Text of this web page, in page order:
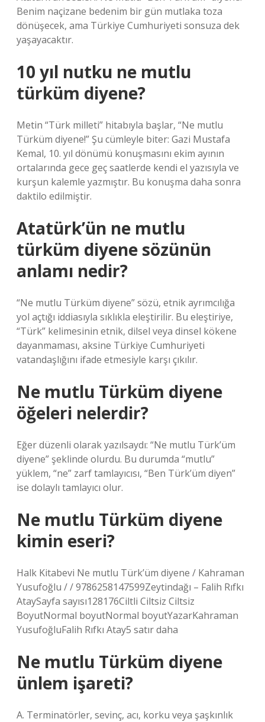
Benim naçizane bedenim bir gün mutlaka toza
dönüşecek, ama Türkiye Cumhuriyeti sonsuza dek
yaşayacaktır.
10 yıl nutku ne mutlu
türküm diyene?
Metin “Türk milleti” hitabıyla başlar, “Ne mutlu
Türküm diyene!” Şu cümleyle biter: Gazi Mustafa
Kemal, 10. yıl dönümü konuşmasını ekim ayının
ortalarında gece geç saatlerde kendi el yazısıyla ve
kurşun kalemle yazmıştır. Bu konuşma daha sonra
daktilo edilmiştir.
Atatürk’ün ne mutlu
türküm diyene sözünün
anlamı nedir?
“Ne mutlu Türküm diyene” sözü, etnik ayrımcılığa
yol açtığı iddiasıyla sıklıkla eleştirilir. Bu eleştiriye,
“Türk” kelimesinin etnik, dilsel veya dinsel kökene
dayanmaması, aksine Türkiye Cumhuriyeti
vatandaşlığını ifade etmesiyle karşı çıkılır.
Ne mutlu Türküm diyene
öğeleri nelerdir?
Eğer düzenli olarak yazılsaydı: “Ne mutlu Türk’üm
diyene” şeklinde olurdu. Bu durumda “mutlu”
yüklem, “ne” zarf tamlayıcısı, “Ben Türk’üm diyen”
ise dolaylı tamlayıcı olur.
Ne mutlu Türküm diyene
kimin eseri?
Halk Kitabevi Ne mutlu Türk’üm diyene / Kahraman
Yusufoğlu / / 9786258147599Zeytindağı – Falih Rıfkı
AtaySayfa sayısı128176Ciltli Ciltsiz Ciltsiz
BoyutNormal boyutNormal boyutYazarKahraman
YusufoğluFalih Rıfkı Atay5 satır daha
Ne mutlu Türküm diyene
ünlem işareti?
A. Terminatörler, sevinç, acı, korku veya şaşkınlık